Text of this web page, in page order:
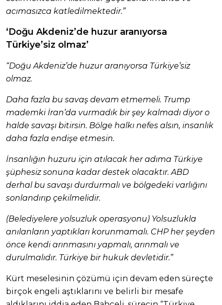
acımasızca katledilmektedir.”
‘Doğu Akdeniz’de huzur aranıyorsa
Türkiye’siz olmaz’
“Doğu Akdeniz’de huzur aranıyorsa Türkiye’siz
olmaz.
Daha fazla bu savaş devam etmemeli. Trump
mademki İran’da vurmadık bir şey kalmadı diyor o
halde savaşı bitirsin. Bölge halkı nefes alsın, insanlık
daha fazla endişe etmesin.
İnsanlığın huzuru için atılacak her adıma Türkiye
şüphesiz sonuna kadar destek olacaktır. ABD
derhal bu savaşı durdurmalı ve bölgedeki varlığını
sonlandırıp çekilmelidir.
(Belediyelere yolsuzluk operasyonu) Yolsuzlukla
anılanların yaptıkları korunmamalı. CHP her şeyden
önce kendi arınmasını yapmalı, arınmalı ve
durulmalıdır. Türkiye bir hukuk devletidir.”
Kürt meselesinin çözümü için devam eden süreçte
birçok engeli aştıklarını ve belirli bir mesafe